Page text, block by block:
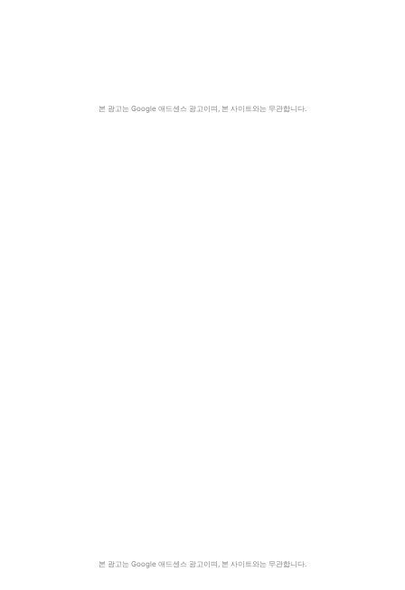
본 광고는 Google 애드센스 광고이며, 본 사이트와는 무관합니다.
본 광고는 Google 애드센스 광고이며, 본 사이트와는 무관합니다.